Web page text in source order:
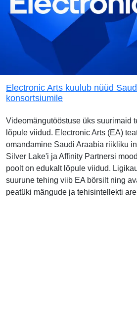
Electronic Arts kuulub nüüd
konsortsiumile
Videomängutööstuse üks suurimaid
lõpule viidud. Electronic Arts (EA)
omandamine Saudi Araabia riikliku
Silver Lake'i ja Affinity Partnersi
poolt on edukalt lõpule viidud.
suurune tehing viib EA börsilt ning
peatüki mängude ja tehisintellekti